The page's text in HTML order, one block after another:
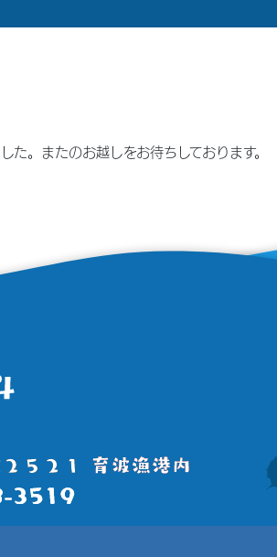
。またのお越しをお待ちしております。